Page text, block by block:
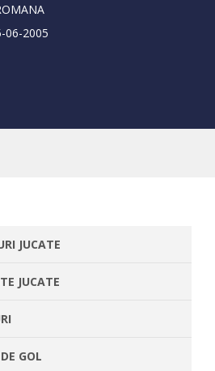
06-2005
JUCATE
JUCATE
GOL